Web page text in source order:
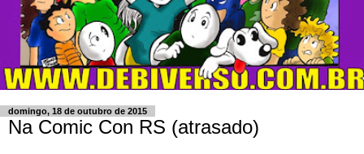
domingo, 18 de outubro de 2015
Na Comic Con RS (atrasado)